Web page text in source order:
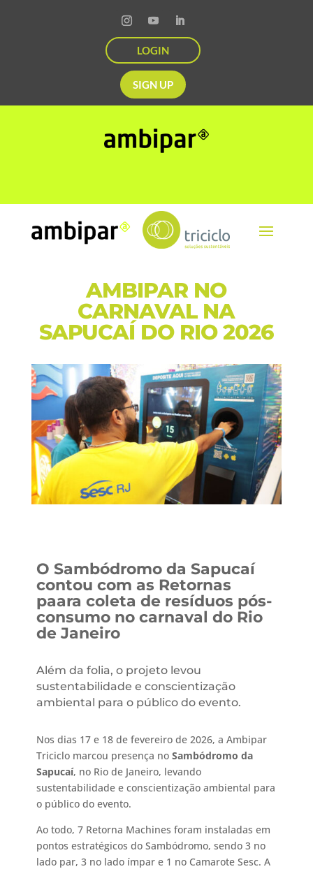
LOGIN
SIGN UP
AMBIPAR NO
CARNAVAL NA
SAPUCAÍ DO RIO 2026
O Sambódromo da Sapucaí
contou com as Retornas
paara coleta de resíduos pós-
consumo no carnaval do Rio
de Janeiro
Além da folia, o projeto levou
sustentabilidade e conscientização
ambiental para o público do evento.
Nos dias 17 e 18 de fevereiro de 2026, a Ambipar
Triciclo marcou presença no Sambódromo da
Sapucaí, no Rio de Janeiro, levando
sustentabilidade e conscientização ambiental para
o público do evento.
Ao todo, 7 Retorna Machines foram instaladas em
pontos estratégicos do Sambódromo, sendo 3 no
lado par, 3 no lado ímpar e 1 no Camarote Sesc. A